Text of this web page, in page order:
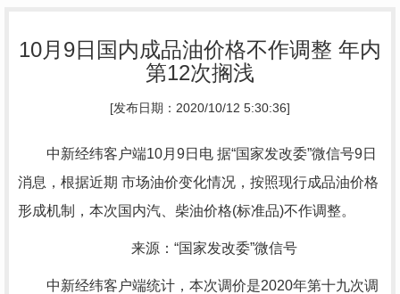
10月9日国内成品油价格不作调整 年内
第12次搁浅
[发布日期：2020/10/12 5:30:36]
中新经纬客户端10月9日电 据“国家发改委”微信号9日
消息，根据近期 市场油价变化情况，按照现行成品油价格
形成机制，本次国内汽、柴油价格(标准品)不作调整。
来源：“国家发改委”微信号
中新经纬客户端统计，本次调价是2020年第十九次调